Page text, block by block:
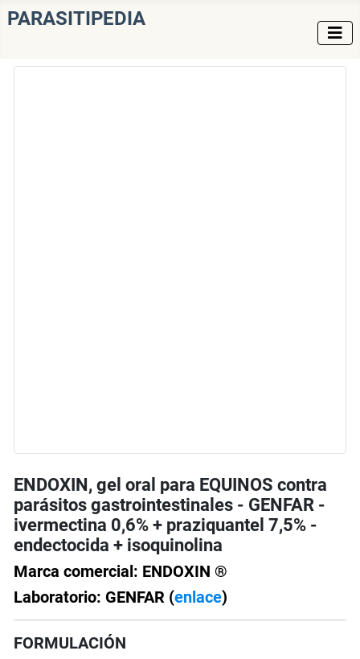
PARASITIPEDIA
ENDOXIN, gel oral para EQUINOS contra
parásitos gastrointestinales - GENFAR -
ivermectina 0,6% + praziquantel 7,5% -
endectocida + isoquinolina
Marca comercial: ENDOXIN ®
Laboratorio: GENFAR (enlace)
FORMULACIÓN